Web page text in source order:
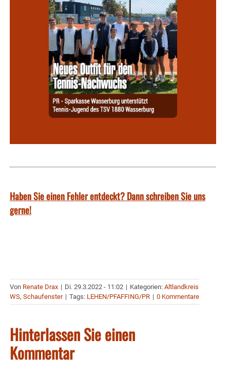
Haben Sie einen Fehler entdeckt? Dann schreiben Sie uns
gerne!
Von Renate Drax | Di. 29.3.2022 - 11:02 | Kategorien: Altlandkreis
WS, Schaufenster | Tags: LEHEN/PFAFFING/PR | 0 Kommentare
Hinterlassen Sie einen
Kommentar